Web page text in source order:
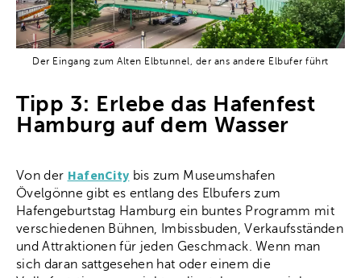
Der Eingang zum Alten Elbtunnel, der ans andere Elbufer führt
Tipp 3: Erlebe das Hafenfest
Hamburg auf dem Wasser
Von der HafenCity bis zum Museumshafen
Övelgönne gibt es entlang des Elbufers zum
Hafengeburtstag Hamburg ein buntes Programm mit
verschiedenen Bühnen, Imbissbuden, Verkaufsständen
und Attraktionen für jeden Geschmack. Wenn man
sich daran sattgesehen hat oder einem die